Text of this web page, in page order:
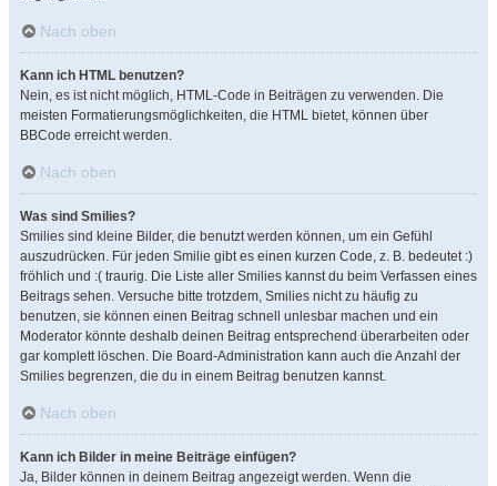
Nach oben
Kann ich HTML benutzen?
Nein, es ist nicht möglich, HTML-Code in Beiträgen zu verwenden. Die
meisten Formatierungsmöglichkeiten, die HTML bietet, können über
BBCode erreicht werden.
Nach oben
Was sind Smilies?
Smilies sind kleine Bilder, die benutzt werden können, um ein Gefühl
auszudrücken. Für jeden Smilie gibt es einen kurzen Code, z. B. bedeutet :)
fröhlich und :( traurig. Die Liste aller Smilies kannst du beim Verfassen eines
Beitrags sehen. Versuche bitte trotzdem, Smilies nicht zu häufig zu
benutzen, sie können einen Beitrag schnell unlesbar machen und ein
Moderator könnte deshalb deinen Beitrag entsprechend überarbeiten oder
gar komplett löschen. Die Board-Administration kann auch die Anzahl der
Smilies begrenzen, die du in einem Beitrag benutzen kannst.
Nach oben
Kann ich Bilder in meine Beiträge einfügen?
Ja, Bilder können in deinem Beitrag angezeigt werden. Wenn die